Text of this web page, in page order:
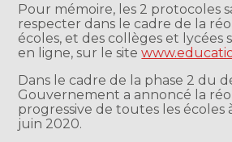
Pour mémoire, les 2 protocoles
respecter dans le cadre de la
écoles, et des collèges et lycées
en ligne, sur le site
Dans le cadre de la phase 2 du
Gouvernement a annoncé la
progressive de toutes les écoles
juin 2020.